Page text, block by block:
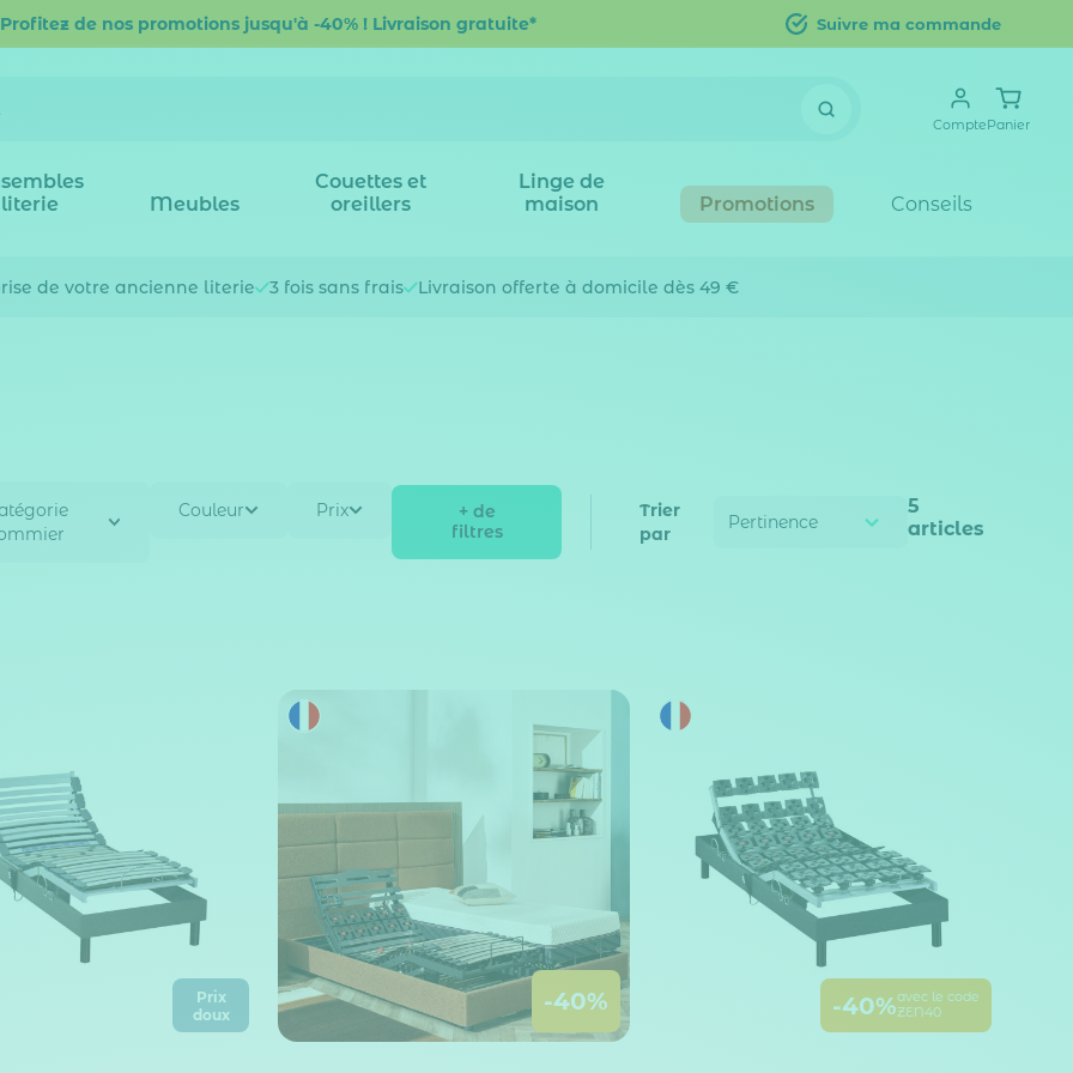
Profitez de nos promotions jusqu'à -40% ! Livraison gratuite* Suivre ma commande
ComptePanier
literie
Meubles
Couettes et
oreillers
Linge de
maison
Promotions Conseils
de votre ancienne literie 3 fois sans frais Livraison offerte à domicile dès 49 €
Couleur Prix
+ de
filtres
Trier
par
5
articles
Prix
doux
-40% -40%avec le code
ZEN40